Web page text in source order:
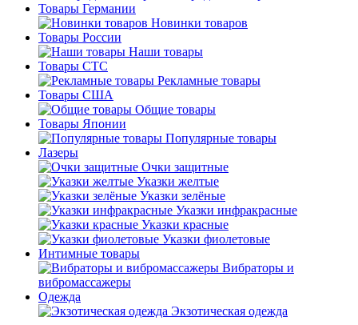
Товары Германии
Новинки товаров
Товары России
Наши товары
Товары СТС
Рекламные товары
Товары США
Общие товары
Товары Японии
Популярные товары
Лазеры
Очки защитные
Указки желтые
Указки зелёные
Указки инфракрасные
Указки красные
Указки фиолетовые
Интимные товары
Вибраторы и
вибромассажеры
Одежда
Экзотическая одежда